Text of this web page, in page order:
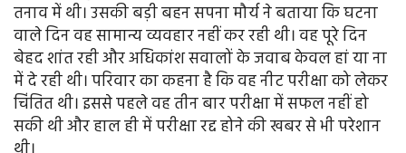
तनाव में थी। उसकी बड़ी बहन सपना मौर्य ने बताया कि घटना
वाले दिन वह सामान्य व्यवहार नहीं कर रही थी। वह पूरे दिन
बेहद शांत रही और अधिकांश सवालों के जवाब केवल हां या ना
में दे रही थी। परिवार का कहना है कि वह नीट परीक्षा को लेकर
चिंतित थी। इससे पहले वह तीन बार परीक्षा में सफल नहीं हो
सकी थी और हाल ही में परीक्षा रद्द होने की खबर से भी परेशान